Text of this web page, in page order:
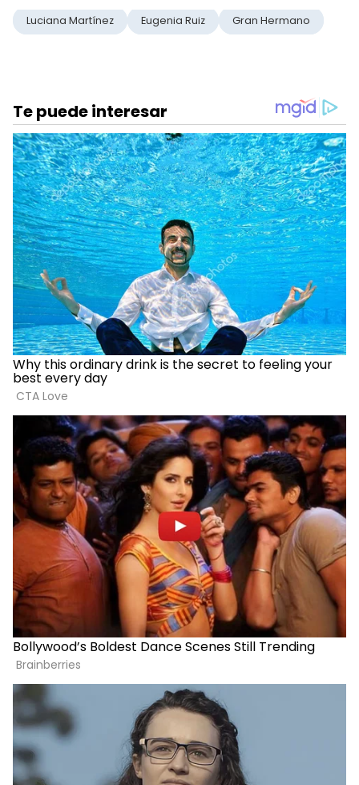
Luciana Martínez Eugenia Ruiz Gran Hermano